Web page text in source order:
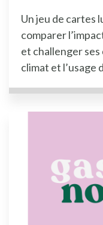
Un jeu de cartes
comparer
et challenger ses
climat et l’usage